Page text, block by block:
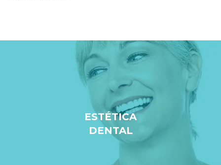
ESTÉTICA
DENTAL